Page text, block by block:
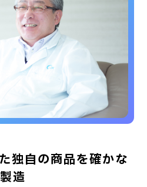
独自の商品を確かな
造